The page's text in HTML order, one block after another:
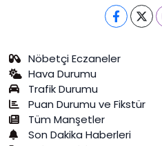
Nöbetçi Eczaneler
Hava Durumu
Trafik Durumu
Puan Durumu ve Fikstür
Tüm Manşetler
Son Dakika Haberleri